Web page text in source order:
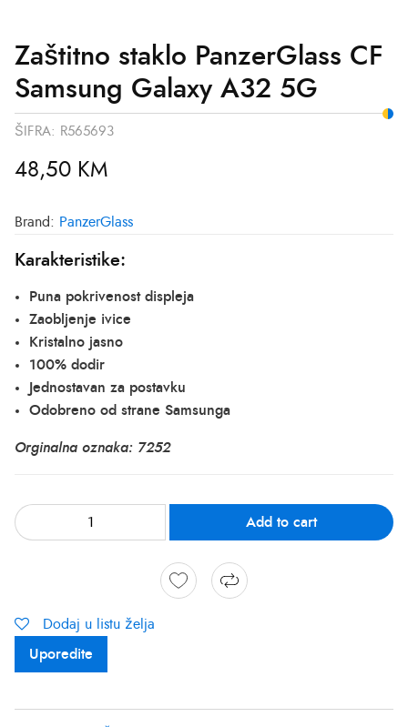
Zaštitno staklo PanzerGlass CF
Samsung Galaxy A32 5G
ŠIFRA: R565693
48,50 KM
Brand: PanzerGlass
Karakteristike:
Puna pokrivenost displeja
Zaobljenje ivice
Kristalno jasno
100% dodir
Jednostavan za postavku
Odobreno od strane Samsunga
Orginalna oznaka: 7252
Add to cart
Dodaj u listu želja
Uporedite